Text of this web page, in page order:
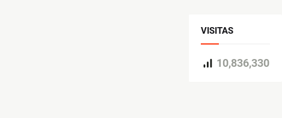
VISITAS
10,836,330